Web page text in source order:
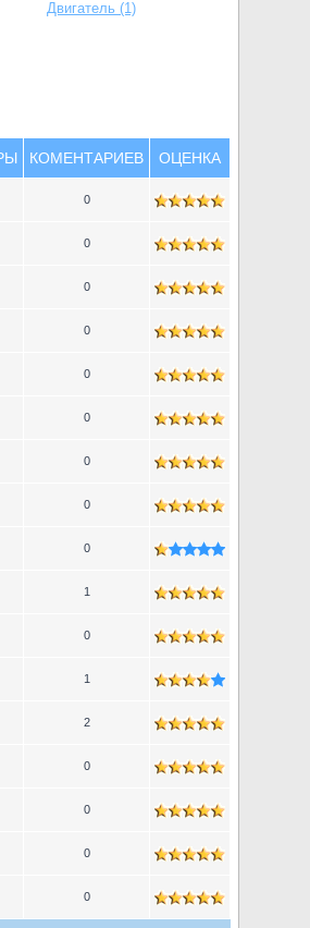
Двигатель (1)
КОМЕНТАРИЕВ ОЦЕНКА
0
0
0
0
0
0
0
0
0
1
0
1
2
0
0
0
0